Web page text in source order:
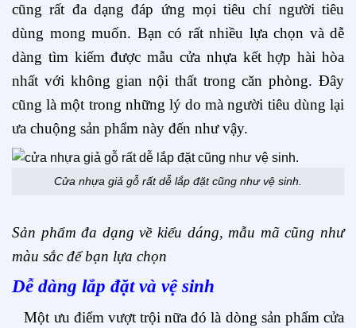
cũng rất đa dạng đáp ứng mọi tiêu chí người tiêu
dùng mong muốn. Bạn có rất nhiều lựa chọn và dễ
dàng tìm kiếm được mẫu cửa nhựa kết hợp hài hòa
nhất với không gian nội thất trong căn phòng. Đây
cũng là một trong những lý do mà người tiêu dùng lại
ưa chuộng sản phẩm này đến như vậy.
Cửa nhựa giả gỗ rất dễ lắp đặt cũng như vệ sinh.
Sản phẩm đa dạng về kiểu dáng, mẫu mã cũng như
màu sắc để bạn lựa chọn
Dễ dàng lắp đặt và vệ sinh
Một ưu điểm vượt trội nữa đó là dòng sản phẩm cửa